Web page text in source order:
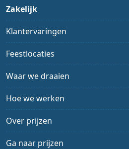
Zakelijk
Klantervaringen
Feestlocaties
Waar we draaien
Hoe we werken
Over prijzen
Ga naar prijzen